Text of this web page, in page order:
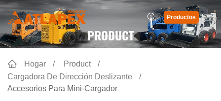
Productos
PRODUCT
Hogar
Product
Cargadora De Dirección Deslizante
Accesorios Para Mini-Cargador